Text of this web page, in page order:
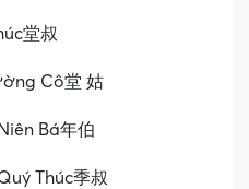
堂叔
Cô堂 姑
Bá年伯
Thúc季叔